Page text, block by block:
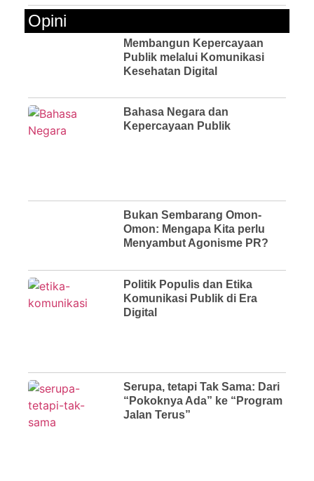
Opini
Membangun Kepercayaan
Publik melalui Komunikasi
Kesehatan Digital
Bahasa Negara dan
Kepercayaan Publik
Bukan Sembarang Omon-
Omon: Mengapa Kita perlu
Menyambut Agonisme PR?
Politik Populis dan Etika
Komunikasi Publik di Era
Digital
Serupa, tetapi Tak Sama: Dari
“Pokoknya Ada” ke “Program
Jalan Terus”